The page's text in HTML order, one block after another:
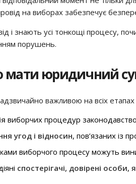
на виборах забезпечує
і знають усі тонкощі процесу,
порушень.
юридичний
важливою на всіх етапах
виборчих процедур
угод і відносин, пов’язаних із
виборчого процесу можуть
спостерігачі, довірені особи,